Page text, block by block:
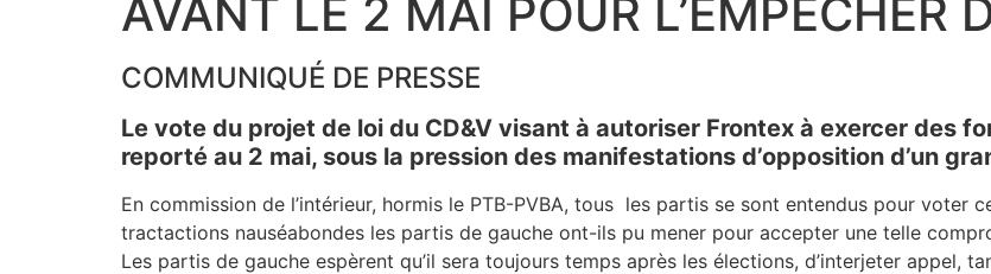
AVANT LE 2 MAI POUR L’EMPÊCHER
COMMUNIQUÉ DE PRESSE
Le vote du projet de loi du CD&V visant à autoriser Frontex à exercer des
reporté au 2 mai, sous la pression des manifestations d’opposition d’un
En commission de l’intérieur, hormis le PTB-PVBA, tous les partis se sont entendus pour voter
tractactions nauséabondes les partis de gauche ont-ils pu mener pour accepter une telle
Les partis de gauche espèrent qu’il sera toujours temps après les élections, d’interjeter appel,